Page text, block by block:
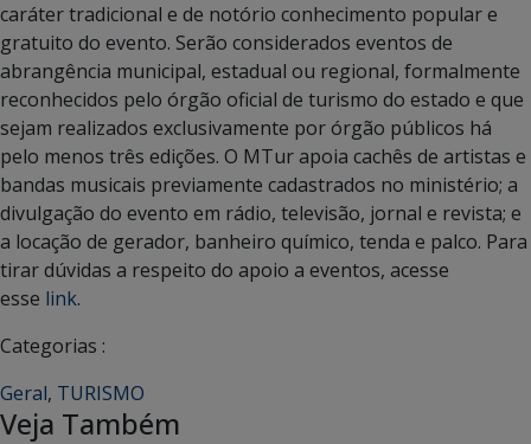
caráter tradicional e de notório conhecimento popular e
gratuito do evento. Serão considerados eventos de
abrangência municipal, estadual ou regional, formalmente
reconhecidos pelo órgão oficial de turismo do estado e que
sejam realizados exclusivamente por órgão públicos há
pelo menos três edições. O MTur apoia cachês de artistas e
bandas musicais previamente cadastrados no ministério; a
divulgação do evento em rádio, televisão, jornal e revista; e
a locação de gerador, banheiro químico, tenda e palco. Para
tirar dúvidas a respeito do apoio a eventos, acesse
esse link.
Categorias :
Geral, TURISMO
Veja Também